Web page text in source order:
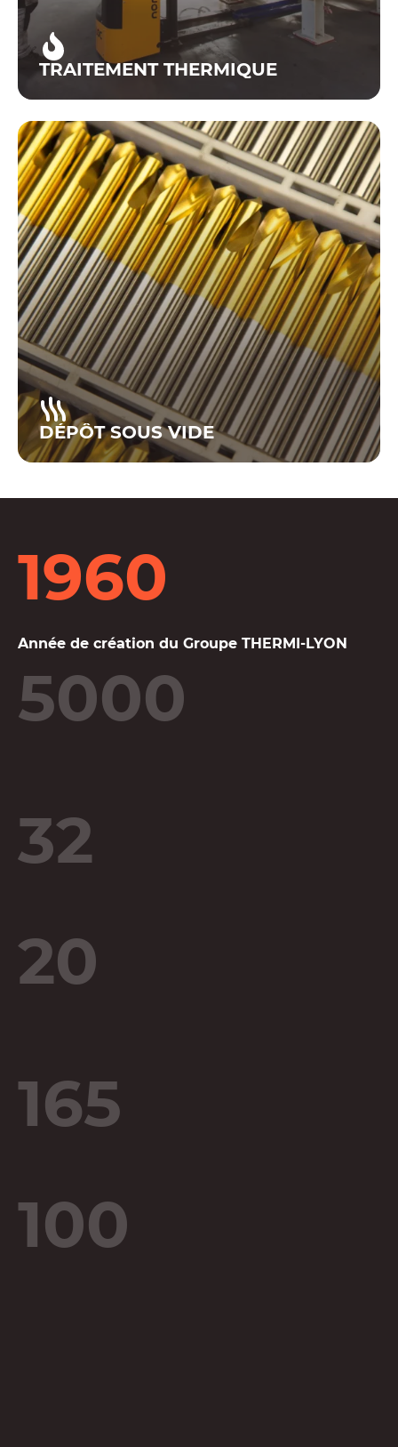
TRAITEMENT THERMIQUE
DÉPÔT SOUS VIDE
Le dépôt sous vide
1960
Année de création du Groupe THERMI-LYON
5000
32
20
165
100